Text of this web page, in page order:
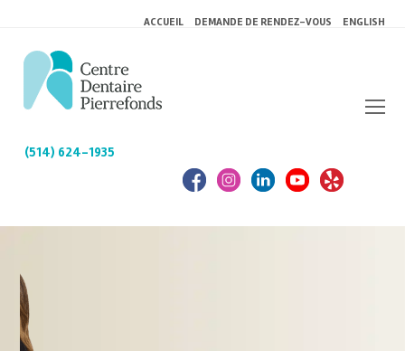
ACCUEIL DEMANDE DE RENDEZ-VOUS ENGLISH
(514) 624-1935